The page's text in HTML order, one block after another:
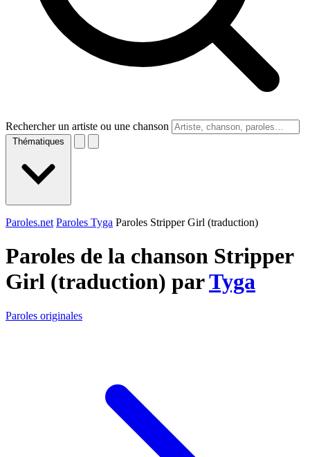
Rechercher un artiste ou une chanson
Thématiques
Paroles.net Paroles Tyga Paroles Stripper Girl (traduction)
Paroles de la chanson Stripper
Girl (traduction) parTyga
Paroles originales